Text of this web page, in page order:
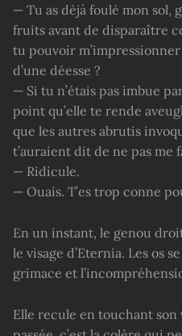
— Tu as déjà foulé mon sol,
fruits avant de disparaître
tu pouvoir
d’une déesse ?
— Si tu n’étais pas imbue
point qu’elle te rende
que les autres abrutis
t’auraient dit de ne pas me
— Ridicule.
— Ouais. T’es trop conne
En un instant, le genou
le visage d’Eternia. Les os
grimace et
Elle recule en touchant son